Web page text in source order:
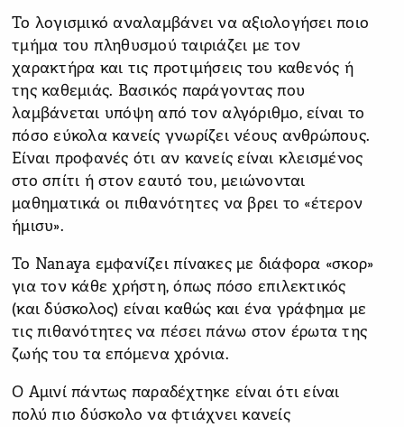
Το λογισμικό αναλαμβάνει να αξιολογήσει ποιο
τμήμα του πληθυσμού ταιριάζει με τον
χαρακτήρα και τις προτιμήσεις του καθενός ή
της καθεμιάς. Βασικός παράγοντας που
λαμβάνεται υπόψη από τον αλγόριθμο, είναι το
πόσο εύκολα κανείς γνωρίζει νέους ανθρώπους.
Είναι προφανές ότι αν κανείς είναι κλεισμένος
στο σπίτι ή στον εαυτό του, μειώνονται
μαθηματικά οι πιθανότητες να βρει το «έτερον
ήμισυ».
Το Nanaya εμφανίζει πίνακες με διάφορα «σκορ»
για τον κάθε χρήστη, όπως πόσο επιλεκτικός
(και δύσκολος) είναι καθώς και ένα γράφημα με
τις πιθανότητες να πέσει πάνω στον έρωτα της
ζωής του τα επόμενα χρόνια.
Ο Αμινί πάντως παραδέχτηκε είναι ότι είναι
πολύ πιο δύσκολο να φτιάχνει κανείς